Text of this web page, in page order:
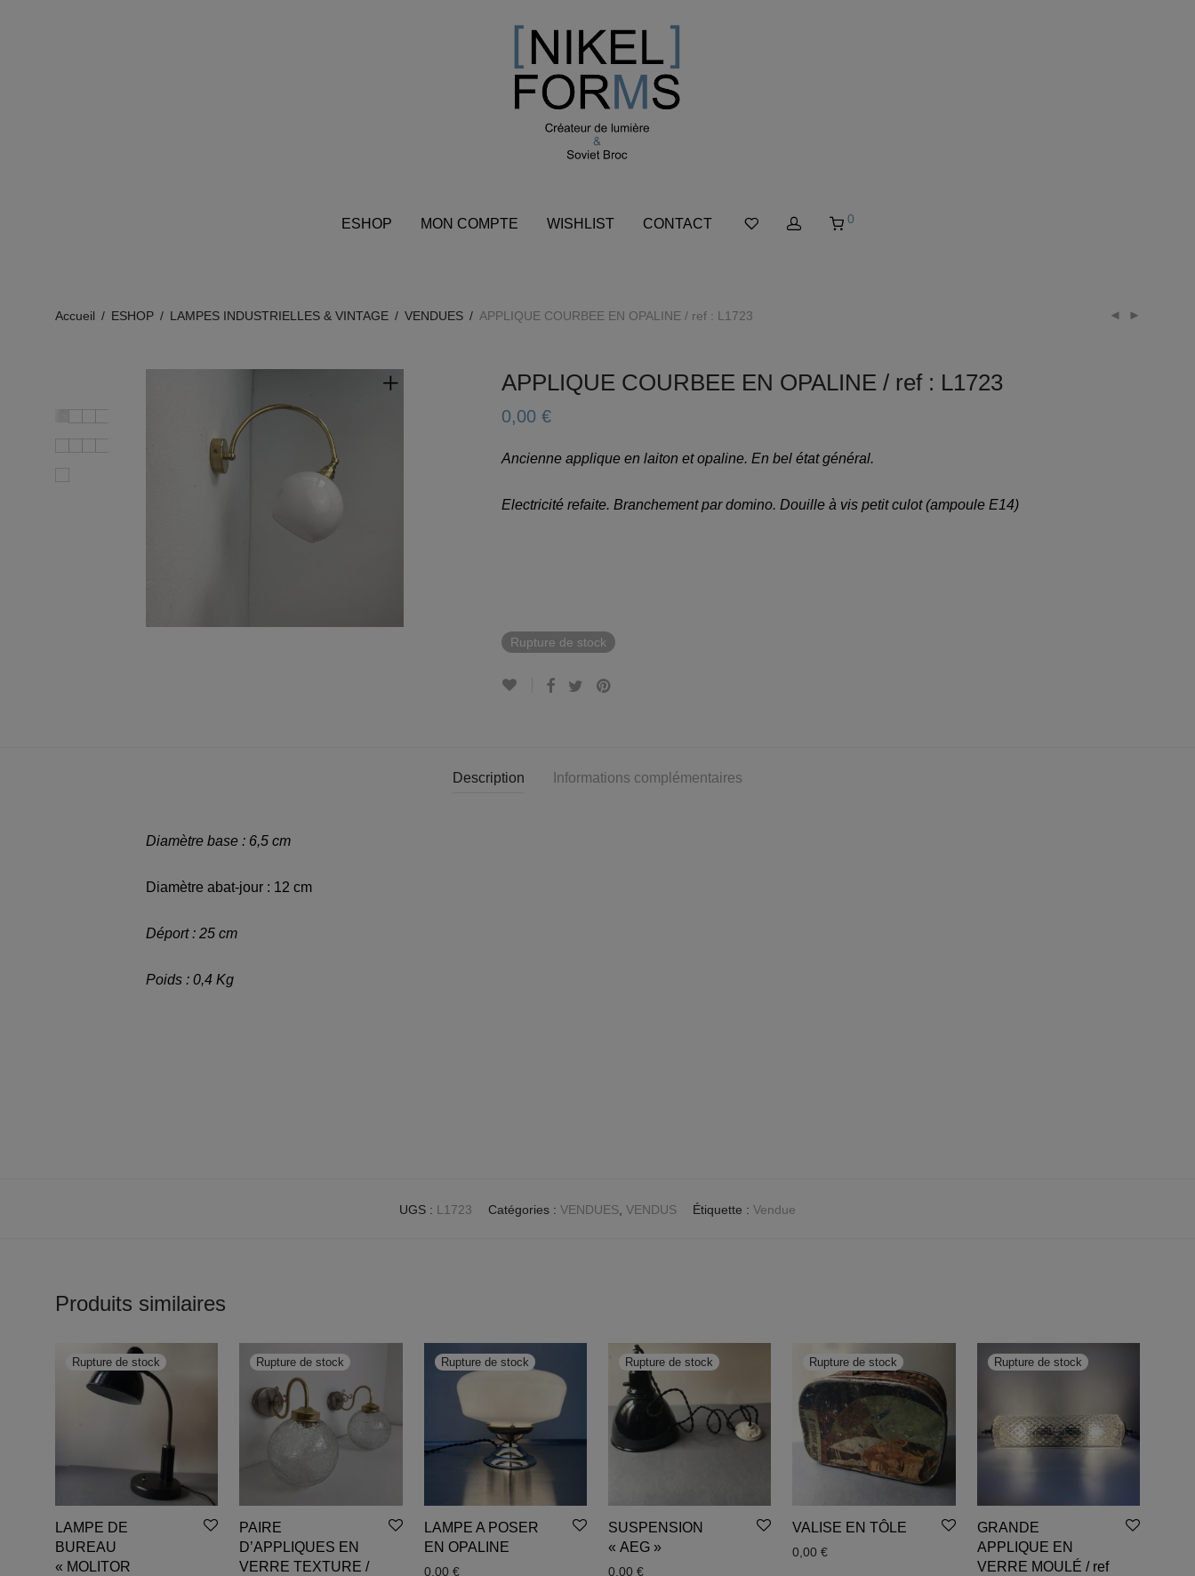
ESHOP MON COMPTE WISHLIST CONTACT 0
Accueil / ESHOP / LAMPES INDUSTRIELLES & VINTAGE / VENDUES / APPLIQUE COURBEE EN OPALINE / ref : L1723
APPLIQUE COURBEE EN OPALINE / ref : L1723
0,00 €
Ancienne applique en laiton et opaline. En bel état général.
Electricité refaite. Branchement par domino. Douille à vis petit culot (ampoule E14)
Rupture de stock
Description Informations complémentaires
Diamètre base : 6,5 cm
Diamètre abat-jour : 12 cm
Déport : 25 cm
Poids : 0,4 Kg
UGS : L1723 Catégories : VENDUES VENDUS Étiquette : Vendue
Produits similaires
LAMPE DE
BUREAU
« MOLITOR
PAIRE
D’APPLIQUES EN
VERRE TEXTURE /
LAMPE A POSER
EN OPALINE
0,00 €
SUSPENSION
« AEG »
0,00 €
VALISE EN TÔLE
0,00€
GRANDE
APPLIQUE EN
VERRE MOULÉ / ref